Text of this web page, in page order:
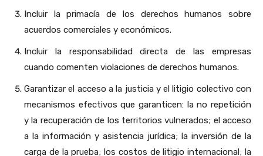
Incluir la primacía de los derechos humanos sobre
acuerdos comerciales y económicos.
Incluir la responsabilidad directa de las empresas
cuando comenten violaciones de derechos humanos.
Garantizar el acceso a la justicia y el litigio colectivo con
mecanismos efectivos que garanticen: la no repetición
y la recuperación de los territorios vulnerados; el acceso
a la información y asistencia jurídica; la inversión de la
carga de la prueba; los costos de litigio internacional; la